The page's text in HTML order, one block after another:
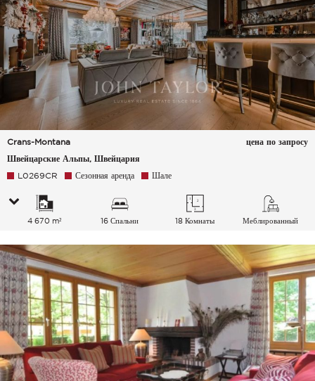
Crans-Montana
Швейцарские Альпы, Швейцария
цена по запросу
L0269CR Сезонная аренда Шале
4 670 m² 16 Спальни 18 Комнаты Меблированный